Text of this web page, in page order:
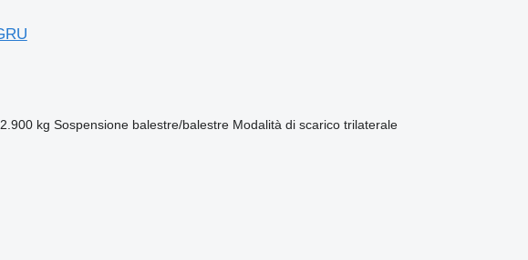
2.900 kg Sospensione balestre/balestre Modalità di scarico trilaterale